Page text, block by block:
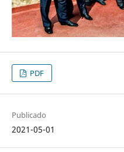
PDF
Publicado
2021-05-01